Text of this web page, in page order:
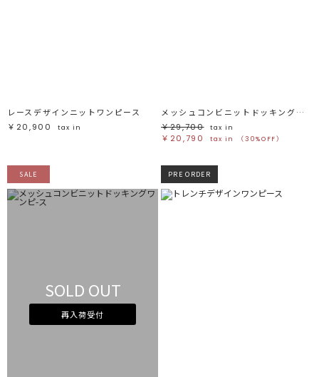
レースデザインニットワンピース
￥20,900
tax in
メッシュコンビニットドッキングワンピ-ス
￥29,700
tax in
￥20,790 tax in （30%OFF）
SALE
SOLD OUT
再入荷受付
PRE ORDER